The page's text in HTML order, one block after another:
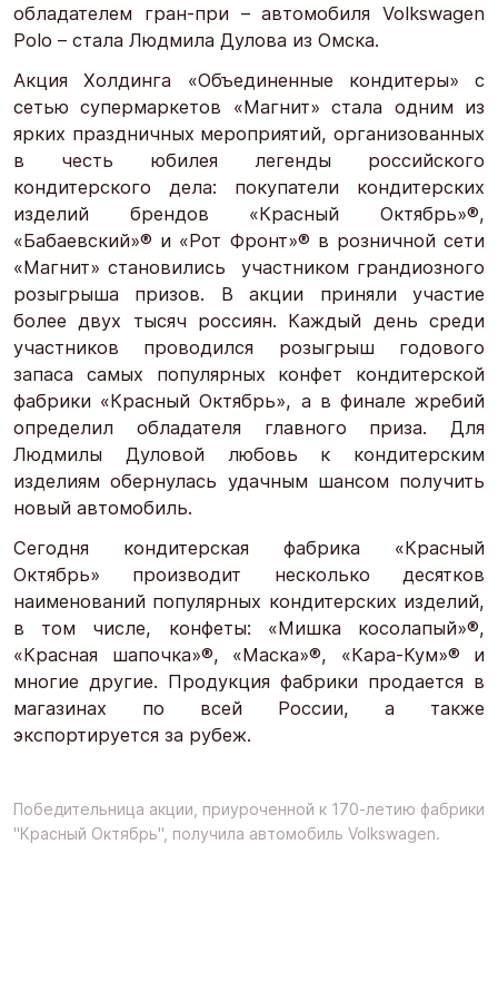
обладателем гран-при – автомобиля Volkswagen
Polo – стала Людмила Дулова из Омска.
Акция Холдинга «Объединенные кондитеры» с
сетью супермаркетов «Магнит» стала одним из
ярких праздничных мероприятий, организованных
в честь юбилея легенды российского
кондитерского дела: покупатели кондитерских
изделий брендов «Красный Октябрь»®,
«Бабаевский»® и «Рот Фронт»® в розничной сети
«Магнит» становились участником грандиозного
розыгрыша призов. В акции приняли участие
более двух тысяч россиян. Каждый день среди
участников проводился розыгрыш годового
запаса самых популярных конфет кондитерской
фабрики «Красный Октябрь», а в финале жребий
определил обладателя главного приза. Для
Людмилы Дуловой любовь к кондитерским
изделиям обернулась удачным шансом получить
новый автомобиль.
Сегодня кондитерская фабрика «Красный
Октябрь» производит несколько десятков
наименований популярных кондитерских изделий,
в том числе, конфеты: «Мишка косолапый»®,
«Красная шапочка»®, «Маска»®, «Кара-Кум»® и
многие другие. Продукция фабрики продается в
магазинах по всей России, а также
экспортируется за рубеж.
Победительница акции, приуроченной к 170-летию фабрики
"Красный Октябрь", получила автомобиль Volkswagen.